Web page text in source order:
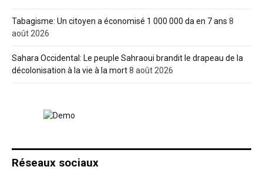
Tabagisme: Un citoyen a économisé 1 000 000 da en 7 ans 8
août 2026
Sahara Occidental: Le peuple Sahraoui brandit le drapeau de la
décolonisation à la vie à la mort8 août 2026
Réseaux sociaux